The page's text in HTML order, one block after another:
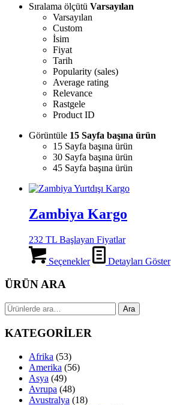
Sıralama ölçütü Varsayılan
Varsayılan
Custom
İsim
Fiyat
Tarih
Popularity (sales)
Average rating
Relevance
Rastgele
Product ID
Görüntüle 15 Sayfa başına ürün
15 Sayfa başına ürün
30 Sayfa başına ürün
45 Sayfa başına ürün
Zambiya Kargo
232 TL Başlayan Fiyatlar
Seçenekler Detayları Göster
ÜRÜN ARA
Ara: Ara
KATEGORİLER
Afrika (53)
Amerika (56)
Asya (49)
Avrupa (48)
Avustralya (18)